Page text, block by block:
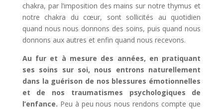
chakra, par l’imposition des mains sur notre thymus et
notre chakra du cœur, sont sollicités au quotidien
quand nous nous donnons des soins, puis quand nous
donnons aux autres et enfin quand nous recevons.
Au fur et à mesure des années, en pratiquant
ses soins sur soi, nous entrons naturellement
dans la guérison de nos blessures émotionnelles
et de nos traumatismes psychologiques de
l’enfance. Peu à peu nous nous rendons compte que